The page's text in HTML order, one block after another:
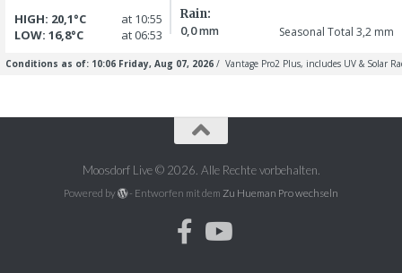
Moosdorf Live © 2026. Alle Rechte vorbehalten.
Powered by - Entworfen mit dem Zu Hueman Pro wechseln